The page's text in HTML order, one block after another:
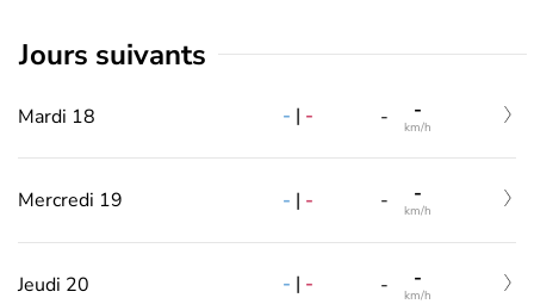
jours suivants
Mardi 18 - | - - -
km/h
Mercredi 19 - | - - -
km/h
Jeudi 20 - | - - -
km/h